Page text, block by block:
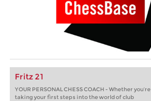
Fritz 21
YOUR PERSONAL CHESS COACH - Whether you’re
taking your first steps into the world of club